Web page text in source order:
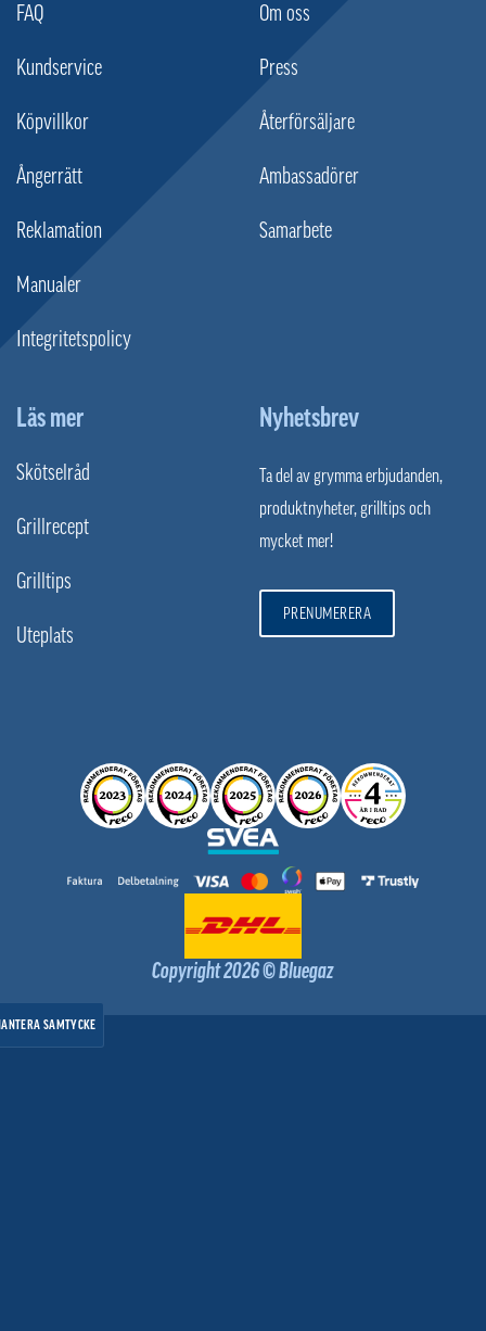
FAQ
Kundservice
Köpvillkor
Ångerrätt
Reklamation
Manualer
Integritetspolicy
Om oss
Press
Återförsäljare
Ambassadörer
Samarbete
Läs mer
Skötselråd
Grillrecept
Grilltips
Uteplats
Nyhetsbrev
Ta del av grymma erbjudanden,
produktnyheter, grilltips och
mycket mer!
PRENUMERERA
Copyright 2026 © Bluegaz
SAMTYCKE